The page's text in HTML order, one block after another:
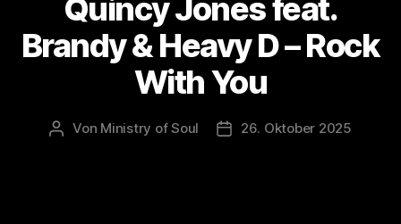
Quincy Jones feat.
Brandy & Heavy D – Rock
With You
Beitragsautor
Von Ministry of Soul Veröffentlichungsdatum
26. Oktober 2025